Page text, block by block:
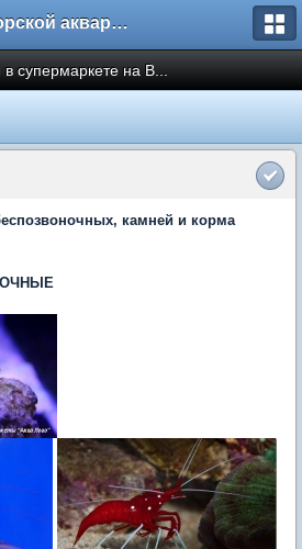
Морской аквариум. Форумы ReefCentral.ru
супермаркете на В...
камней и корма